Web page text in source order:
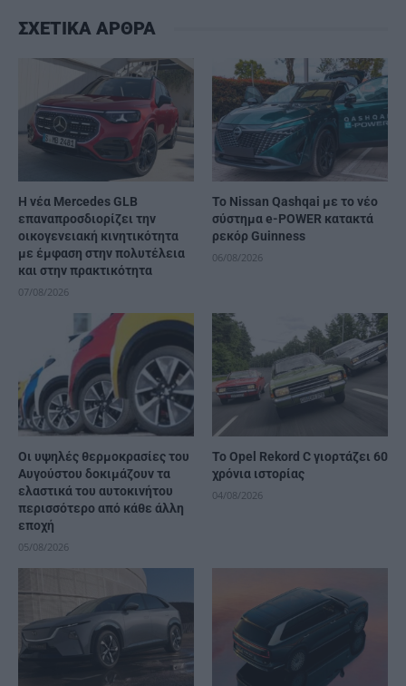
ΣΧΕΤΙΚΑ ΑΡΘΡΑ
Η νέα Mercedes GLB
επαναπροσδιορίζει την
οικογενειακή κινητικότητα
με έμφαση στην πολυτέλεια
και στην πρακτικότητα
07/08/2026
Το Nissan Qashqai με το νέο
σύστημα e-POWER κατακτά
ρεκόρ Guinness
06/08/2026
Οι υψηλές θερμοκρασίες του
Αυγούστου δοκιμάζουν τα
ελαστικά του αυτοκινήτου
περισσότερο από κάθε άλλη
εποχή
05/08/2026
Το Opel Rekord C γιορτάζει 60
χρόνια ιστορίας
04/08/2026